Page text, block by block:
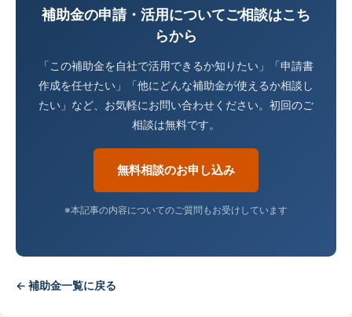
補助金の申請・活用についてご相談はこち
らから
「この補助金を自社で活用できるか知りたい」「申請書
作成を任せたい」「他にどんな補助金が使えるか相談し
たい」など、お気軽にお問い合わせください。初回のご
相談は無料です。
無料相談のお申し込み
※本記事の内容についてのご質問もお受けしています
← 補助金一覧に戻る